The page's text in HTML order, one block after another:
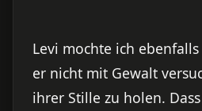
Levi mochte ich
er nicht mit Gewalt
ihrer Stille zu holen.